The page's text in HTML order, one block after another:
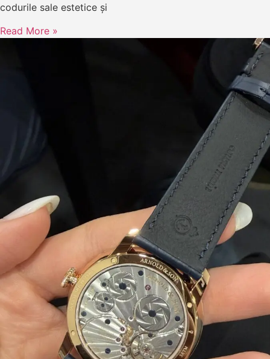
codurile sale estetice și
Read More »